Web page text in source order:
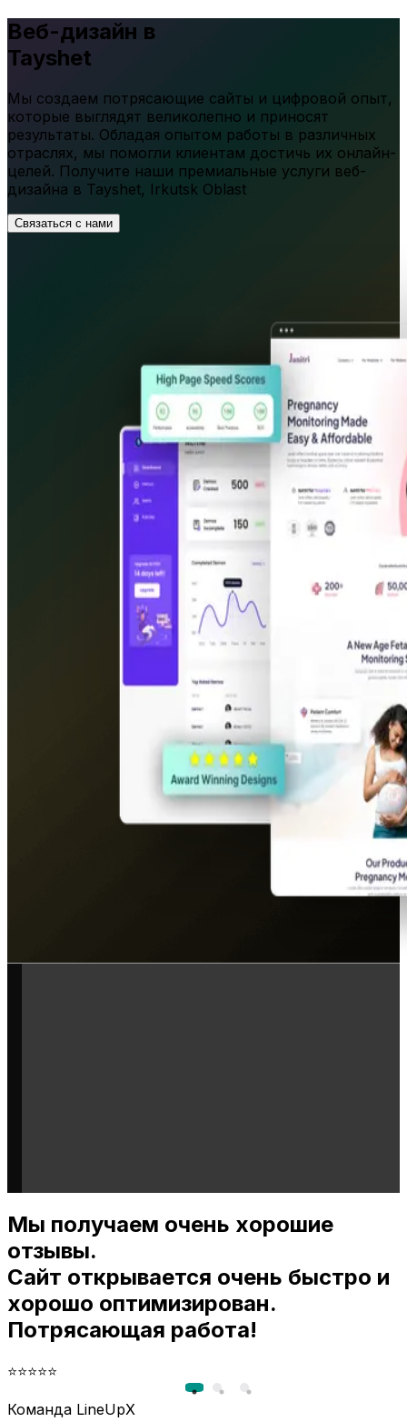
Веб-дизайн в
Tayshet
Мы создаем потрясающие сайты и цифровой опыт,
которые выглядят великолепно и приносят
результаты. Обладая опытом работы в различных
отраслях, мы помогли клиентам достичь их онлайн-
целей. Получите наши премиальные услуги веб-
дизайна в Tayshet, Irkutsk Oblast
Связаться с нами
Мы получаем очень хорошие
отзывы.
Сайт открывается очень быстро и
хорошо оптимизирован.
Потрясающая работа!
⭐⭐⭐⭐⭐
Команда LineUpX